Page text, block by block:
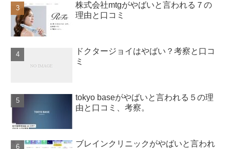
株式会社mtgがやばいと言われる７の
理由と口コミ
ドクタージョイはやばい？考察と口コ
ミ
tokyo baseがやばいと言われる５の理
由と口コミ、考察。
ブレインクリニックがやばいと言われ